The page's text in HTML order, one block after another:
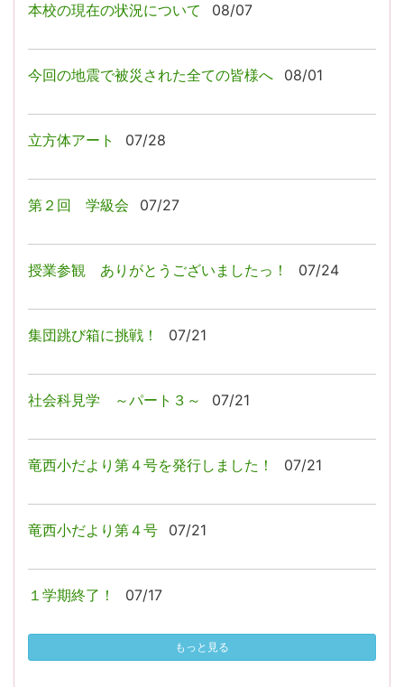
本校の現在の状況について 08/07
今回の地震で被災された全ての皆様へ 08/01
立方体アート 07/28
第２回 学級会 07/27
授業参観 ありがとうございましたっ！ 07/24
集団跳び箱に挑戦！ 07/21
社会科見学 ～パート３～ 07/21
竜西小だより第４号を発行しました！ 07/21
竜西小だより第４号 07/21
１学期終了！ 07/17
もっと見る